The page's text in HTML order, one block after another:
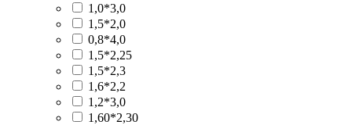
1,0*3,0
1,5*2,0
0,8*4,0
1,5*2,25
1,5*2,3
1,6*2,2
1,2*3,0
1,60*2,30